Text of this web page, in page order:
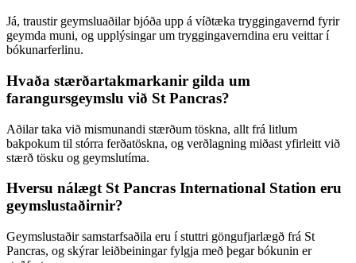
Já, traustir geymsluaðilar bjóða upp á víðtæka tryggingavernd fyrir
geymda muni, og upplýsingar um tryggingaverndina eru veittar í
bókunarferlinu.
Hvaða stærðartakmarkanir gilda um
farangursgeymslu við St Pancras?
Aðilar taka við mismunandi stærðum töskna, allt frá litlum
bakpokum til stórra ferðatöskna, og verðlagning miðast yfirleitt við
stærð tösku og geymslutíma.
Hversu nálægt St Pancras International Station eru
geymslustaðirnir?
Geymslustaðir samstarfsaðila eru í stuttri göngufjarlægð frá St
Pancras, og skýrar leiðbeiningar fylgja með þegar bókunin er